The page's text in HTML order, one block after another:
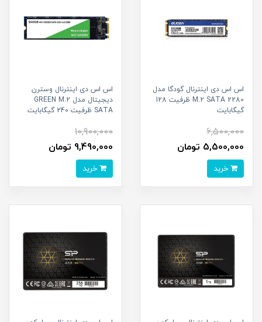
اس اس دی اینترنال گودگا مدل
2280 M.2 SATA ظرفیت 128
گیگابایت
6,500,000
5,500,000 تومان
اس اس دی اینترنال وسترن
دیجیتال مدل GREEN M.2
SATA ظرفیت 240 گیگابایت
10,900,000
9,490,000 تومان